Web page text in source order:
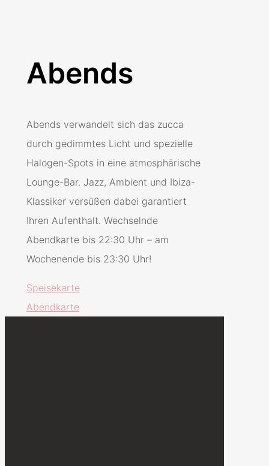
Abends
Abends verwandelt sich das zucca
durch gedimmtes Licht und spezielle
Halogen-Spots in eine atmosphärische
Lounge-Bar. Jazz, Ambient und Ibiza-
Klassiker versüßen dabei garantiert
Ihren Aufenthalt. Wechselnde
Abendkarte bis 22:30 Uhr – am
Wochenende bis 23:30 Uhr!
Speisekarte
Abendkarte